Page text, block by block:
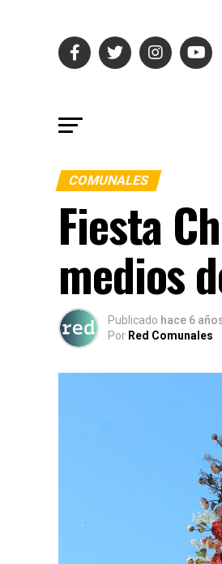
COMUNALES
Fiesta
medios
Publicado hace 6
Por Red Comunales